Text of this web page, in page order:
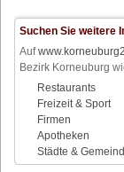
Suchen Sie weitere
Auf
Bezirk Korneuburg
Restaurants
Freizeit & Sport
Firmen
Apotheken
Städte &